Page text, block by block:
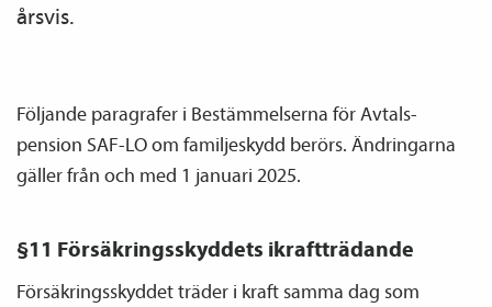
årsvis.
Följande paragrafer i Bestämmelserna för Avtals­
pension SAF-LO om familje­skydd berörs. Ändringarna
gäller från och med 1 januari 2025.
§11 Försäkringsskyddets ikraftträdande
Försäkringsskyddet träder i kraft samma dag som